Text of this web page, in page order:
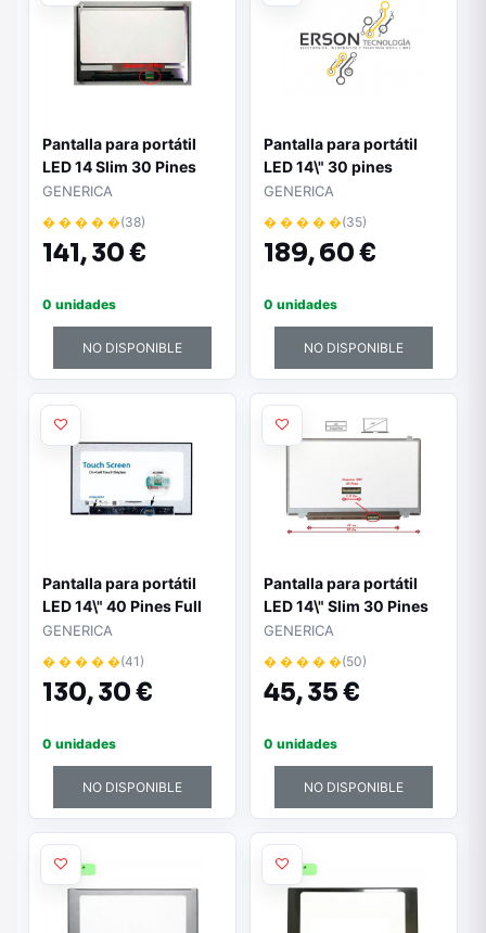
Pantalla para portátil
LED 14 Slim 30 Pines
1366X768 / Mate /
N140BGE-E53"
GENERICA
� � � � �(38)
141,30 €
0 unidades
NO DISPONIBLE
Pantalla para portátil
LED 14\" 30 pines
WUXGA 1920x1200 /
LP140WU1-SPA1
GENERICA
� � � � �(35)
189,60 €
0 unidades
NO DISPONIBLE
Pantalla para portátil
LED 14\" 40 Pines Full
HD Táctil Sin Brackets
Conector Derecha
GENERICA
� � � � �(41)
130,30 €
0 unidades
NO DISPONIBLE
Pantalla para portátil
LED 14\" Slim 30 Pines
1336x768 Ancho 32cm
GENERICA
� � � � �(50)
45,35 €
0 unidades
NO DISPONIBLE